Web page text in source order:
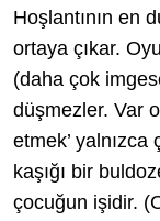
Hoşlantının en
ortaya çıkar.
(daha çok
düşmezler. Var
etmek’
kaşığı bir
çocuğun işidir.